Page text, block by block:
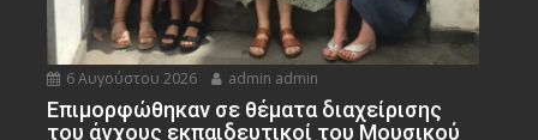
6 Αυγούστου 2026 admin admin
Eπιμορφώθηκαν σε θέματα διαχείρισης
του άγχους εκπαιδευτικοί του Μουσικού